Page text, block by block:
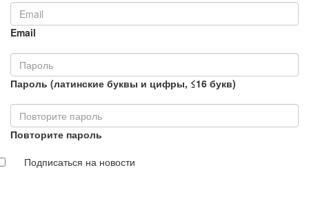
Email
Пароль (латинские буквы и цифры, ≤16 букв)
Повторите пароль
Подписаться на новости